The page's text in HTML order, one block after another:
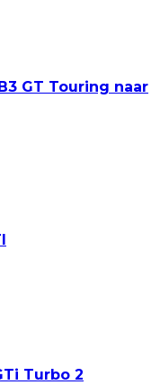
GT Touring naar
Turbo 2